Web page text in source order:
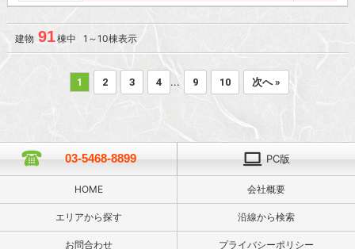
建物 91棟中 1～10棟表示
1 2 3 4 ... 9 10 次へ »
03-5468-8899 PC版
HOME 会社概要
エリアから探す 沿線から検索
お問合わせ プライバシーポリシー